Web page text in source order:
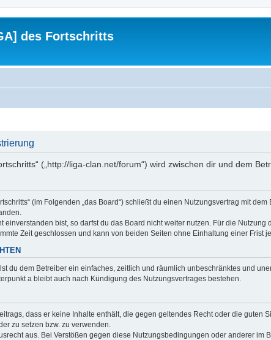
des Fortschritts
(„http://liga-clan.net/forum“) wird zwischen dir und dem
(im Folgenden „das Board“) schließt du einen Nutzungsvertrag mit
einverstanden bist, so darfst du das Board nicht weiter nutzen. Für die
Zeit geschlossen und kann von beiden Seiten ohne Einhaltung einer Frist
du dem Betreiber ein einfaches, zeitlich und räumlich unbeschränktes und
a bleibt auch nach Kündigung des Nutzungsvertrages bestehen.
dass er keine Inhalte enthält, die gegen geltendes Recht oder die guten
zu setzen bzw. zu verwenden.
aus. Bei Verstößen gegen diese Nutzungsbedingungen oder anderer